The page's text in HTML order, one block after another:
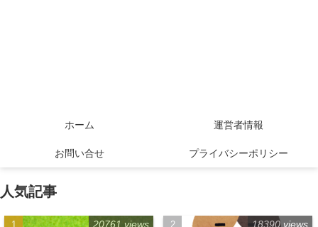
ホーム 運営者情報
お問い合せ プライバシーポリシー
人気記事
20761 views 18390 views